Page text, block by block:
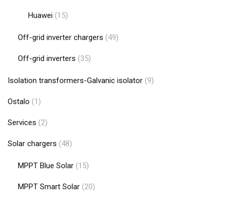
Huawei (15)
Off-grid inverter chargers (49)
Off-grid inverters (35)
Isolation transformers-Galvanic isolator (9)
Ostalo (1)
Services (2)
Solar chargers (48)
MPPT Blue Solar (15)
MPPT Smart Solar (20)